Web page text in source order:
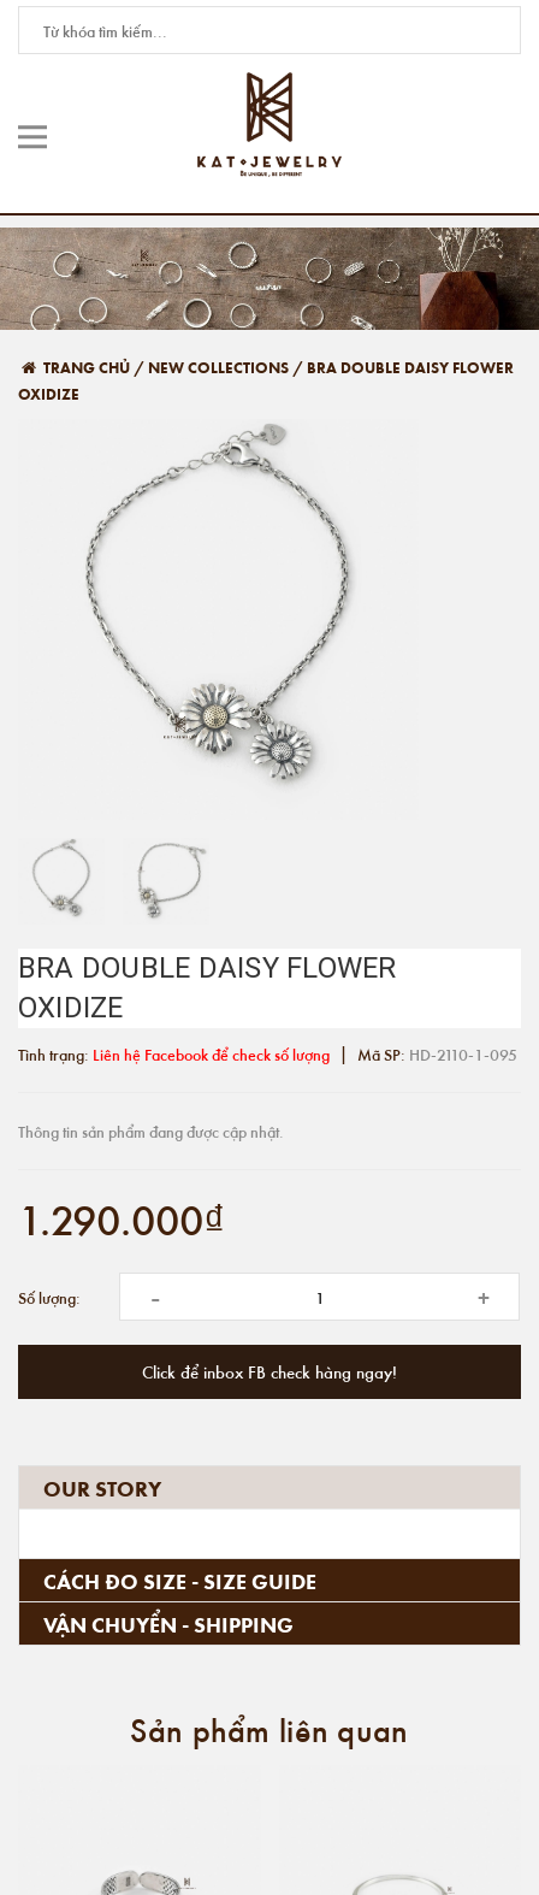
TRANG CHỦ / NEW COLLECTIONS / BRA DOUBLE DAISY FLOWER
OXIDIZE
BRA DOUBLE DAISY FLOWER
OXIDIZE
Tình trạng: Liên hệ Facebook để check số lượng | Mã SP: HD-2110-1-095
Thông tin sản phẩm đang được cập nhật.
1.290.000₫
Số lượng: - +
Click để inbox FB check hàng ngay!
OUR STORY
CÁCH ĐO SIZE - SIZE GUIDE
VẬN CHUYỂN - SHIPPING
Sản phẩm liên quan